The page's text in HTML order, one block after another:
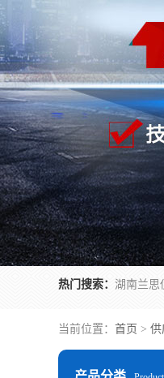
热门搜索：
当前位置： 首页 > 供